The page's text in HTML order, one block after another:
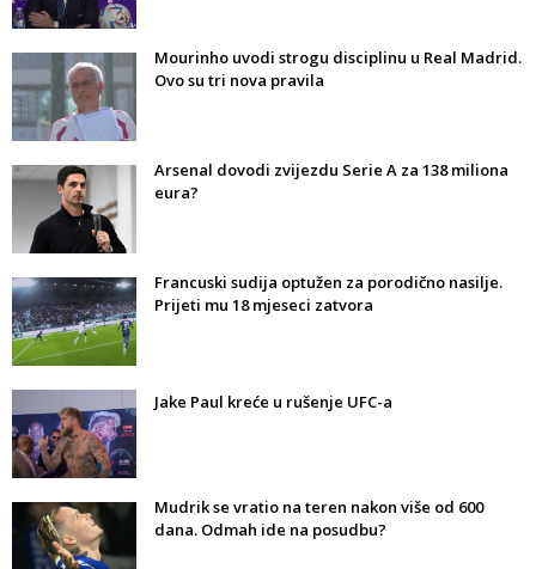
Mourinho uvodi strogu disciplinu u Real Madrid.
Ovo su tri nova pravila
Arsenal dovodi zvijezdu Serie A za 138 miliona
eura?
Francuski sudija optužen za porodično nasilje.
Prijeti mu 18 mjeseci zatvora
Jake Paul kreće u rušenje UFC-a
Mudrik se vratio na teren nakon više od 600
dana. Odmah ide na posudbu?